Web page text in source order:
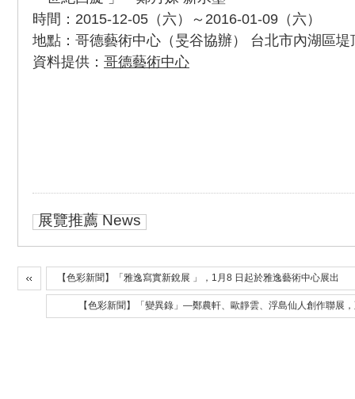
時間：2015-12-05（六）～2016-01-09（六）
地點：哥德藝術中心（旻谷協辦） 台北市內湖區
資料提供： 哥德藝術中心
展覽推薦 News
【色彩新聞】「雅逸寫實新銳展 」，1月8 日起於雅逸藝術中心展出
【色彩新聞】「變異錄」—鄭農軒、歐靜雲、浮島仙人創作聯展